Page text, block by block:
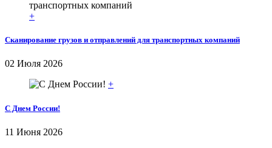
+
Сканирование грузов и отправлений для транспортных компаний
02 Июля 2026
+
С Днем России!
11 Июня 2026